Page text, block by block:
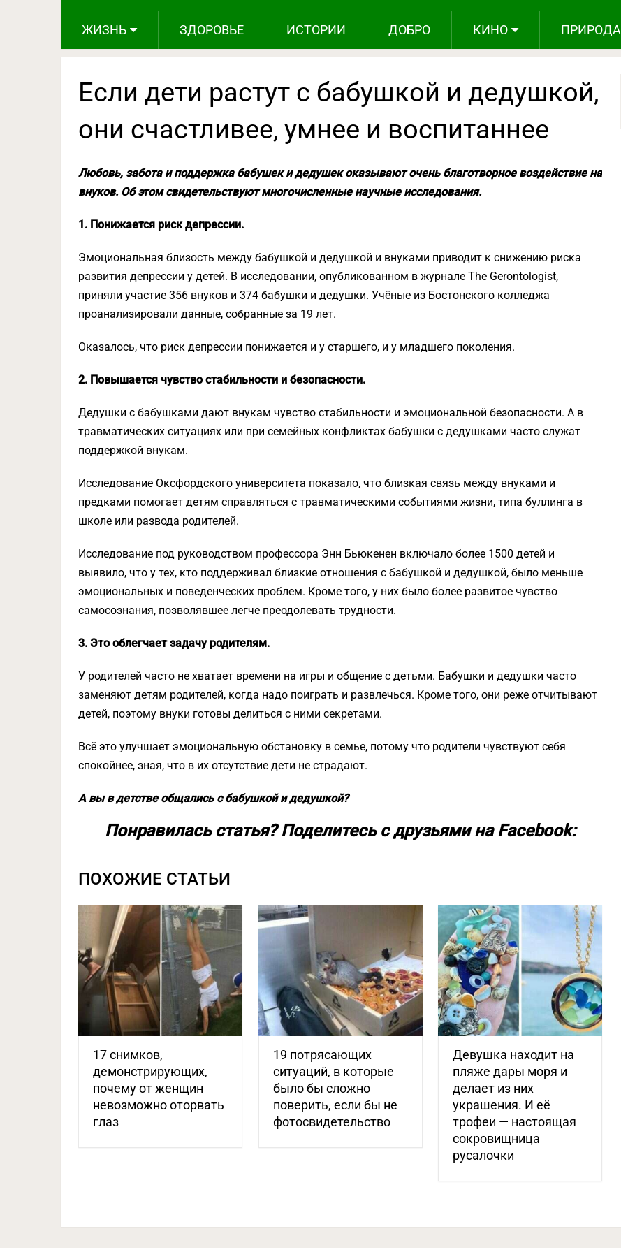
ЖИЗНЬ ЗДОРОВЬЕ ИСТОРИИ ДОБРО КИНО ПРИРОДА
Если дети растут с бабушкой и дедушкой,
они счастливее, умнее и воспитаннее
Любовь, забота и поддержка бабушек и дедушек оказывают очень благотворное воздействие на
внуков. Об этом свидетельствуют многочисленные научные исследования.
1. Понижается риск депрессии.
Эмоциональная близость между бабушкой и дедушкой и внуками приводит к снижению риска
развития депрессии у детей. В исследовании, опубликованном в журнале The Gerontologist,
приняли участие 356 внуков и 374 бабушки и дедушки. Учёные из Бостонского колледжа
проанализировали данные, собранные за 19 лет.
Оказалось, что риск депрессии понижается и у старшего, и у младшего поколения.
2. Повышается чувство стабильности и безопасности.
Дедушки с бабушками дают внукам чувство стабильности и эмоциональной безопасности. А в
травматических ситуациях или при семейных конфликтах бабушки с дедушками часто служат
поддержкой внукам.
Исследование Оксфордского университета показало, что близкая связь между внуками и
предками помогает детям справляться с травматическими событиями жизни, типа буллинга в
школе или развода родителей.
Исследование под руководством профессора Энн Бьюкенен включало более 1500 детей и
выявило, что у тех, кто поддерживал близкие отношения с бабушкой и дедушкой, было меньше
эмоциональных и поведенческих проблем. Кроме того, у них было более развитое чувство
самосознания, позволявшее легче преодолевать трудности.
3. Это облегчает задачу родителям.
У родителей часто не хватает времени на игры и общение с детьми. Бабушки и дедушки часто
заменяют детям родителей, когда надо поиграть и развлечься. Кроме того, они реже отчитывают
детей, поэтому внуки готовы делиться с ними секретами.
Всё это улучшает эмоциональную обстановку в семье, потому что родители чувствуют себя
спокойнее, зная, что в их отсутствие дети не страдают.
А вы в детстве общались с бабушкой и дедушкой?
Понравилась статья? Поделитесь с друзьями на Facebook:
ПОХОЖИЕ СТАТЬИ
17 снимков,
демонстрирующих,
почему от женщин
невозможно оторвать
глаз
19 потрясающих
ситуаций, в которые
было бы сложно
поверить, если бы не
фотосвидетельство
Девушка находит на
пляже дары моря и
делает из них
украшения. И её
трофеи — настоящая
сокровищница
русалочки